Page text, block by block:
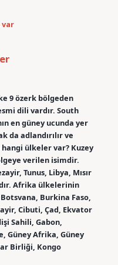
var
9 özerk bölgeden
dili vardır. South
en güney ucunda yer
da adlandırılır ve
hangi ülkeler var? Kuzey
verilen isimdir.
Tunus, Libya, Mısır
Afrika ülkelerinin
Burkina Faso,
Cibuti, Çad, Ekvator
Sahili, Gabon,
Güney Afrika, Güney
Birliği, Kongo